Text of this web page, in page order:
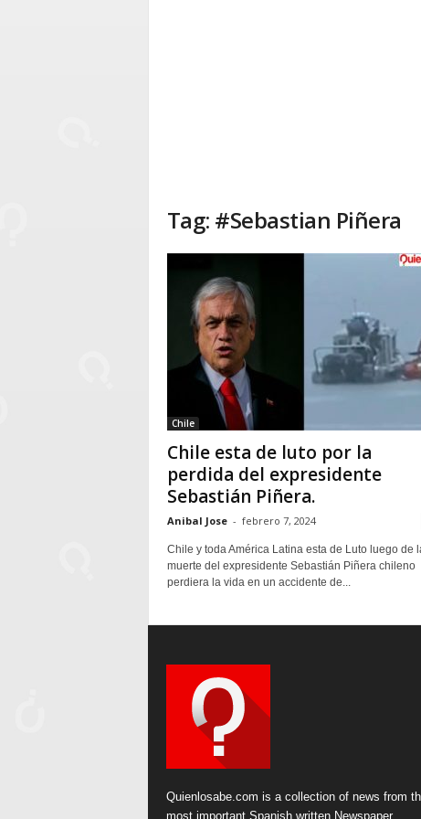
Tag: #Sebastian Piñera
Chile
Chile esta de luto por la
perdida del expresidente
Sebastián Piñera.
Anibal Jose - febrero 7, 2024
Chile y toda América Latina esta de Luto luego de
muerte del expresidente Sebastián Piñera chileno
perdiera la vida en un accidente de...
Quienlosabe.com is a collection of news from
most important Spanish written Newspaper.